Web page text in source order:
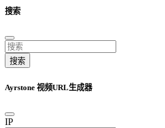
搜索
搜索
Ayrstone 视频URL生成器
IP